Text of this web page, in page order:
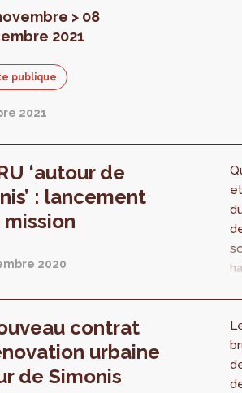
> 08
2021
publique
2021
‘autour de
: lancement
2020
…
contrat
urbaine
de Simonis